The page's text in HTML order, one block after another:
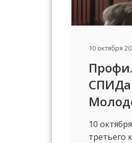
10 октября
СПИДа
10
третьего